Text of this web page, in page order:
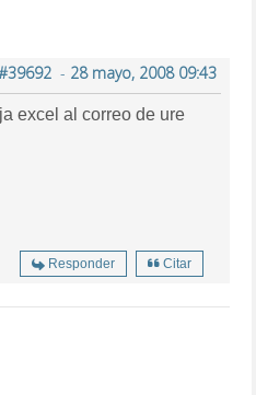
- 28 mayo, 2008 09:43
excel al correo de ure
Responder Citar